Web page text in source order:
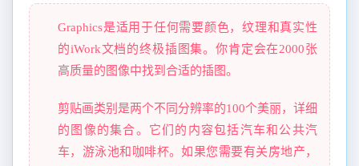
Graphics是适用于任何需要颜色，纹理和真实性
的iWork文档的终极插图集。你肯定会在2000张
高质量的图像中找到合适的插图。
剪贴画类别是两个不同分辨率的100个美丽，详细
的图像的集合。它们的内容包括汽车和公共汽
车，游泳池和咖啡杯。如果您需要有关房地产，